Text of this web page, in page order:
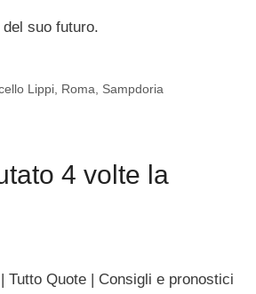
suo futuro.
Lippi, Roma, Sampdoria
4 volte la
Tutto Quote | Consigli e pronostici